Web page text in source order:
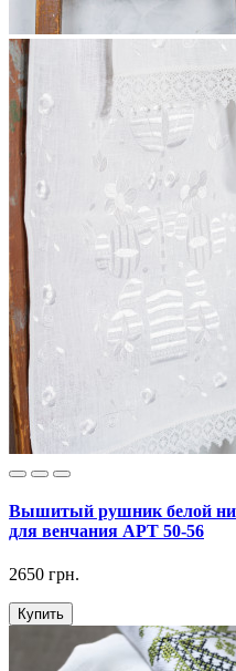
Вышитый рушник белой
для венчания АРТ 50-56
2650 грн.
Купить